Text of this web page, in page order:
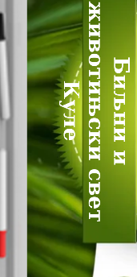
Биљни и
животињски свет
Куле